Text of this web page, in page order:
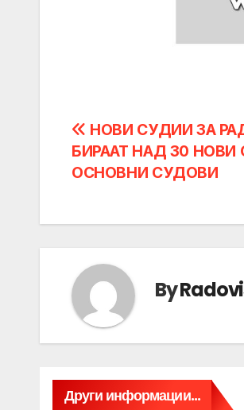
Post
navigation
НОВИ СУДИИ ЗА
БИРААТ НАД 30 НОВИ
ОСНОВНИ СУДОВИ
By
Други информации...